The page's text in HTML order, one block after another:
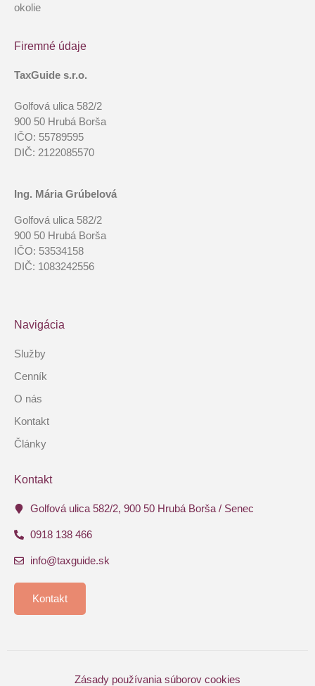
okolie
Firemné údaje
TaxGuide s.r.o.
Golfová ulica 582/2
900 50 Hrubá Borša
IČO: 55789595
DIČ: 2122085570
Ing. Mária Grúbelová
Golfová ulica 582/2
900 50 Hrubá Borša
IČO: 53534158
DIČ: 1083242556
Navigácia
Služby
Cenník
O nás
Kontakt
Články
Kontakt
Golfová ulica 582/2, 900 50 Hrubá Borša / Senec
0918 138 466
info@taxguide.sk
Kontakt
Zásady používania súborov cookies